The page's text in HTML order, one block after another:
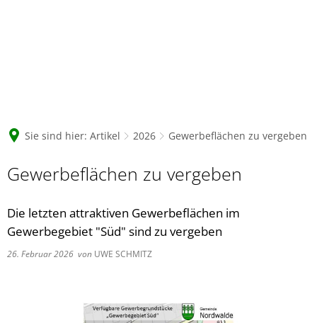
Sie sind hier: Artikel 2026 Gewerbeflächen zu vergeben
Gewerbeflächen zu vergeben
Die letzten attraktiven Gewerbeflächen im
Gewerbegebiet "Süd" sind zu vergeben
26. Februar 2026 von UWE SCHMITZ